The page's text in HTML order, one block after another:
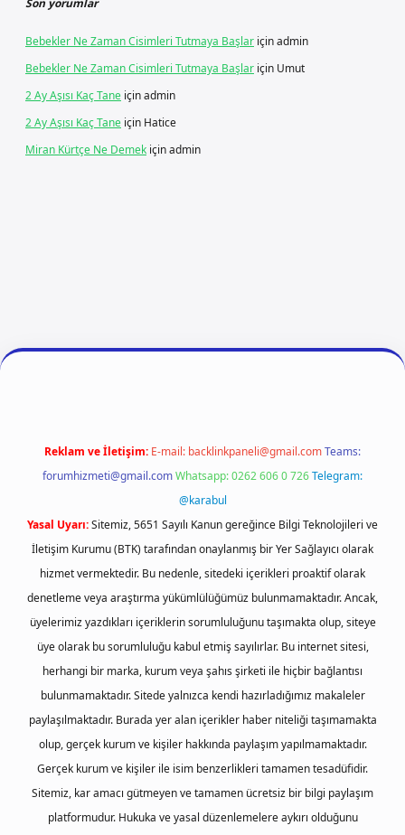
Son yorumlar
Bebekler Ne Zaman Cisimleri Tutmaya Başlar içinadmin
Bebekler Ne Zaman Cisimleri Tutmaya Başlar için Umut
2 Ay Aşısı Kaç Tane içinadmin
2 Ay Aşısı Kaç Tane için Hatice
Miran Kürtçe Ne Demek içinadmin
ilbet girişvdcasino girişbetexper
Reklam ve İletişim: E-mail: backlinkpaneli@gmail.comTeams:
forumhizmeti@gmail.comWhatsapp: 0262 606 0 726Telegram:
@karabul
Yasal Uyarı:Sitemiz, 5651 Sayılı Kanun gereğince Bilgi Teknolojileri ve
İletişim Kurumu (BTK) tarafından onaylanmış bir Yer Sağlayıcı olarak
hizmet vermektedir. Bu nedenle, sitedeki içerikleri proaktif olarak
denetleme veya araştırma yükümlülüğümüz bulunmamaktadır. Ancak,
üyelerimiz yazdıkları içeriklerin sorumluluğunu taşımakta olup, siteye
üye olarak bu sorumluluğu kabul etmiş sayılırlar. Bu internet sitesi,
herhangi bir marka, kurum veya şahıs şirketi ile hiçbir bağlantısı
bulunmamaktadır. Sitede yalnızca kendi hazırladığımız makaleler
paylaşılmaktadır. Burada yer alan içerikler haber niteliği taşımamakta
olup, gerçek kurum ve kişiler hakkında paylaşım yapılmamaktadır.
Gerçek kurum ve kişiler ile isim benzerlikleri tamamen tesadüfidir.
Sitemiz, kar amacı gütmeyen ve tamamen ücretsiz bir bilgi paylaşım
platformudur. Hukuka ve yasal düzenlemelere aykırı olduğunu